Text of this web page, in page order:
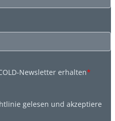
Newsletter erhalten*
gelesen und akzeptiere